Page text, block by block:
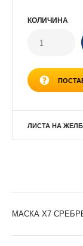
КОЛИЧИНА
ЛИСТА НА
МАСКА Х7